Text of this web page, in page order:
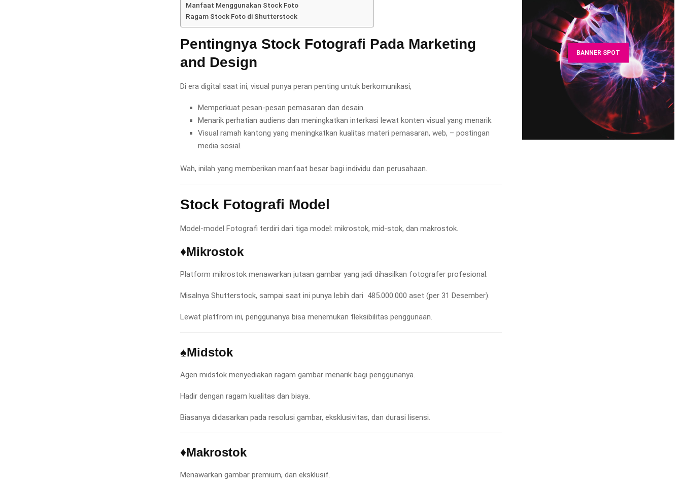
Manfaat Menggunakan Stock Foto
Ragam Stock Foto di Shutterstock
Pentingnya Stock Fotografi Pada Marketing
and Design
Di era digital saat ini, visual punya peran penting untuk berkomunikasi,
Memperkuat pesan-pesan pemasaran dan desain.
Menarik perhatian audiens dan meningkatkan interkasi lewat konten visual yang menarik.
Visual ramah kantong yang meningkatkan kualitas materi pemasaran, web, – postingan
media sosial.
Wah, inilah yang memberikan manfaat besar bagi individu dan perusahaan.
Stock Fotografi Model
Model-model Fotografi terdiri dari tiga model: mikrostok, mid-stok, dan makrostok.
♦Mikrostok
Platform mikrostok menawarkan jutaan gambar yang jadi dihasilkan fotografer profesional.
Misalnya Shutterstock, sampai saat ini punya lebih dari 485.000.000 aset (per 31 Desember).
Lewat platfrom ini, penggunanya bisa menemukan fleksibilitas penggunaan.
♠Midstok
Agen midstok menyediakan ragam gambar menarik bagi penggunanya.
Hadir dengan ragam kualitas dan biaya.
Biasanya didasarkan pada resolusi gambar, eksklusivitas, dan durasi lisensi.
♦Makrostok
Menawarkan gambar premium, dan eksklusif.
BANNER SPOT